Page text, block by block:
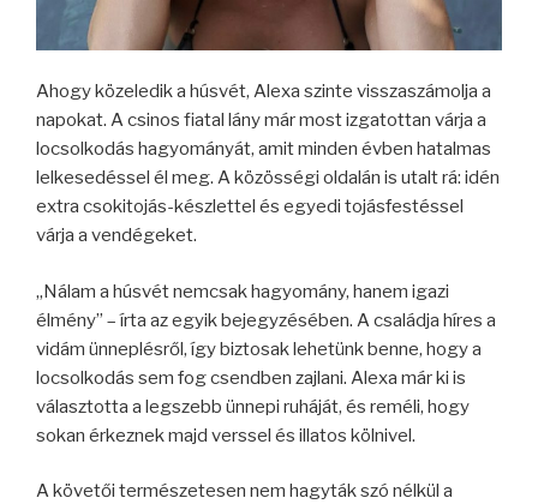
Ahogy közeledik a húsvét, Alexa szinte visszaszámolja a
napokat. A csinos fiatal lány már most izgatottan várja a
locsolkodás hagyományát, amit minden évben hatalmas
lelkesedéssel él meg. A közösségi oldalán is utalt rá: idén
extra csokitojás-készlettel és egyedi tojásfestéssel
várja a vendégeket.
„Nálam a húsvét nemcsak hagyomány, hanem igazi
élmény” – írta az egyik bejegyzésében. A családja híres a
vidám ünneplésről, így biztosak lehetünk benne, hogy a
locsolkodás sem fog csendben zajlani. Alexa már ki is
választotta a legszebb ünnepi ruháját, és reméli, hogy
sokan érkeznek majd verssel és illatos kölnivel.
A követői természetesen nem hagyták szó nélkül a